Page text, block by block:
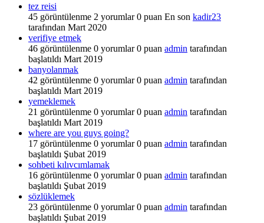
tez reisi
45 görüntülenme 2 yorumlar 0 puan En son kadir23
tarafından Mart 2020
verifiye etmek
46 görüntülenme 0 yorumlar 0 puan admin tarafından
başlatıldı Mart 2019
banyolanmak
42 görüntülenme 0 yorumlar 0 puan admin tarafından
başlatıldı Mart 2019
yemeklemek
21 görüntülenme 0 yorumlar 0 puan admin tarafından
başlatıldı Mart 2019
where are you guys going?
17 görüntülenme 0 yorumlar 0 puan admin tarafından
başlatıldı Şubat 2019
sohbeti kılıvcımlamak
16 görüntülenme 0 yorumlar 0 puan admin tarafından
başlatıldı Şubat 2019
sözlüklemek
23 görüntülenme 0 yorumlar 0 puan admin tarafından
başlatıldı Şubat 2019